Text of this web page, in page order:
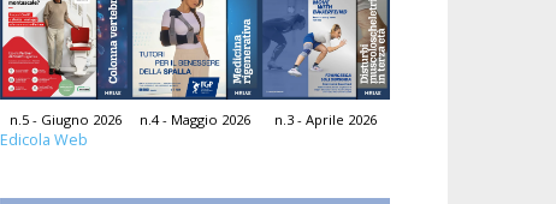
n.5 - Giugno 2026 n.4 - Maggio 2026 n.3 - Aprile 2026
Edicola Web